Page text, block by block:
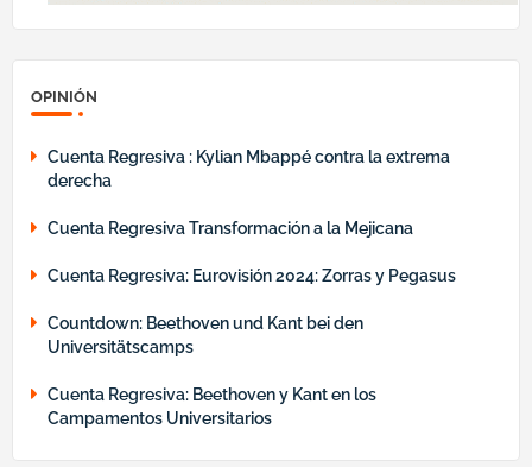
OPINIÓN
Cuenta Regresiva : Kylian Mbappé contra la extrema
derecha
Cuenta Regresiva Transformación a la Mejicana
Cuenta Regresiva: Eurovisión 2024: Zorras y Pegasus
Countdown: Beethoven und Kant bei den
Universitätscamps
Cuenta Regresiva: Beethoven y Kant en los
Campamentos Universitarios